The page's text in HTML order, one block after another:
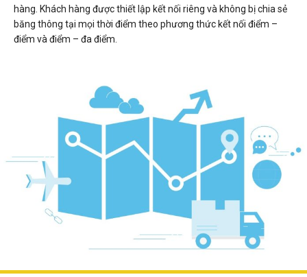
hàng. Khách hàng được thiết lập kết nối riêng và không bị chia sẻ
băng thông tại mọi thời điểm theo phương thức kết nối điểm –
điểm và điểm – đa điểm.